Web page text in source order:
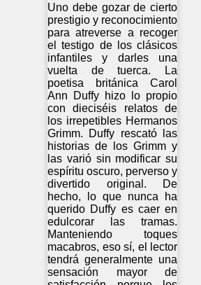
Uno debe gozar de cierto
prestigio y reconocimiento
para atreverse a recoger
el testigo de los clásicos
infantiles y darles una
vuelta de tuerca. La
poetisa británica Carol
Ann Duffy hizo lo propio
con dieciséis relatos de
los irrepetibles Hermanos
Grimm. Duffy rescató las
historias de los Grimm y
las varió sin modificar su
espíritu oscuro, perverso y
divertido original. De
hecho, lo que nunca ha
querido Duffy es caer en
edulcorar las tramas.
Manteniendo toques
macabros, eso sí, el lector
tendrá generalmente una
sensación mayor de